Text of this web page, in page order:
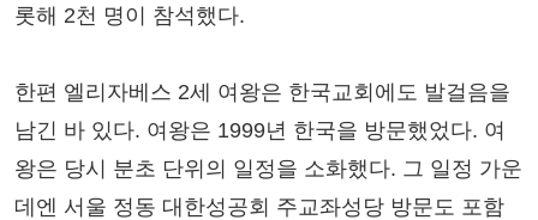
롯해 2천 명이 참석했다.
한편 엘리자베스 2세 여왕은 한국교회에도 발걸음을
남긴 바 있다. 여왕은 1999년 한국을 방문했었다. 여
왕은 당시 분초 단위의 일정을 소화했다. 그 일정 가운
데엔 서울 정동 대한성공회 주교좌성당 방문도 포함